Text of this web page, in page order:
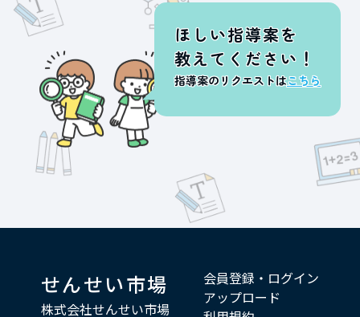
ほしい指導案を
教えてください！
指導案のリクエストはこちら
せんせい市場
株式会社せんせい市場
会員登録・ログイン
アップロード